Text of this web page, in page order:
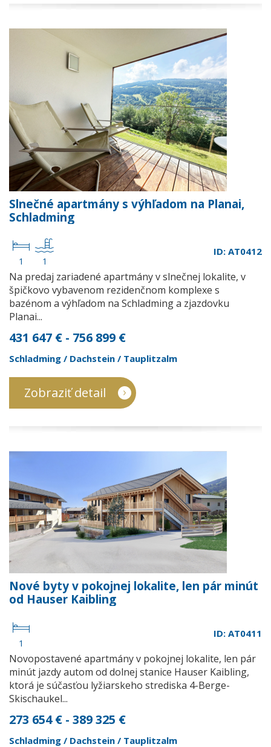
Slnečné apartmány s výhľadom na Planai,
Schladming
1 1
ID: AT0412
Na predaj zariadené apartmány v slnečnej lokalite, v
špičkovo vybavenom rezidenčnom komplexe s
bazénom a výhľadom na Schladming a zjazdovku
Planai...
431 647 € - 756 899 €
Schladming / Dachstein / Tauplitzalm
Zobraziť detail
Nové byty v pokojnej lokalite, len pár minút
od Hauser Kaibling
1
ID: AT0411
Novopostavené apartmány v pokojnej lokalite, len pár
minút jazdy autom od dolnej stanice Hauser Kaibling,
ktorá je súčasťou lyžiarskeho strediska 4-Berge-
Skischaukel...
273 654 € - 389 325 €
Schladming / Dachstein / Tauplitzalm